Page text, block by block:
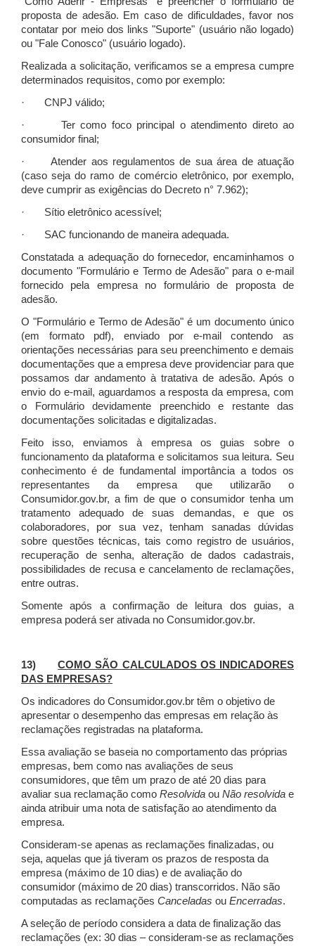
proposta de adesão. Em caso de dificuldades, favor nos
contatar por meio dos links "Suporte" (usuário não logado)
ou "Fale Conosco" (usuário logado).
Realizada a solicitação, verificamos se a empresa cumpre
determinados requisitos, como por exemplo:
· CNPJ válido;
· Ter como foco principal o atendimento direto ao
consumidor final;
· Atender aos regulamentos de sua área de atuação
(caso seja do ramo de comércio eletrônico, por exemplo,
deve cumprir as exigências do Decreto n° 7.962);
· Sítio eletrônico acessível;
· SAC funcionando de maneira adequada.
Constatada a adequação do fornecedor, encaminhamos o
documento "Formulário e Termo de Adesão" para o e-mail
fornecido pela empresa no formulário de proposta de
adesão.
O "Formulário e Termo de Adesão" é um documento único
(em formato pdf), enviado por e-mail contendo as
orientações necessárias para seu preenchimento e demais
documentações que a empresa deve providenciar para que
possamos dar andamento à tratativa de adesão. Após o
envio do e-mail, aguardamos a resposta da empresa, com
o Formulário devidamente preenchido e restante das
documentações solicitadas e digitalizadas.
Feito isso, enviamos à empresa os guias sobre o
funcionamento da plataforma e solicitamos sua leitura. Seu
conhecimento é de fundamental importância a todos os
representantes da empresa que utilizarão o
Consumidor.gov.br, a fim de que o consumidor tenha um
tratamento adequado de suas demandas, e que os
colaboradores, por sua vez, tenham sanadas dúvidas
sobre questões técnicas, tais como registro de usuários,
recuperação de senha, alteração de dados cadastrais,
possibilidades de recusa e cancelamento de reclamações,
entre outras.
Somente após a confirmação de leitura dos guias, a
empresa poderá ser ativada no Consumidor.gov.br.
13)COMO SÃO CALCULADOS OS INDICADORES
DAS EMPRESAS?
Os indicadores do Consumidor.gov.br têm o objetivo de
apresentar o desempenho das empresas em relação às
reclamações registradas na plataforma.
Essa avaliação se baseia no comportamento das próprias
empresas, bem como nas avaliações de seus
consumidores, que têm um prazo de até 20 dias para
avaliar sua reclamação como Resolvida ou Não resolvida e
ainda atribuir uma nota de satisfação ao atendimento da
empresa.
Consideram-se apenas as reclamações finalizadas, ou
seja, aquelas que já tiveram os prazos de resposta da
empresa (máximo de 10 dias) e de avaliação do
consumidor (máximo de 20 dias) transcorridos. Não são
computadas as reclamações Canceladas ou Encerradas.
A seleção de período considera a data de finalização das
reclamações (ex: 30 dias – consideram-se as reclamações